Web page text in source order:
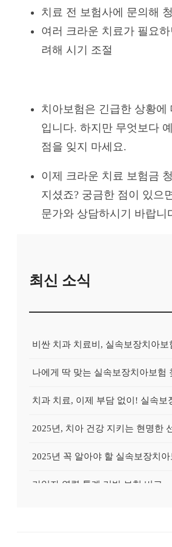
치료 전 보험사에 문의해
여러 크라운 치료가 필요
려해 시기 조절
치아보험은 긴급한 상황에
입니다. 하지만 무엇보다
점을 잊지 마세요.
이제 크라운 치료 보험금
지셨죠? 궁금한 점이 있으
문가와 상담하시기 바랍니
최신 소식
가입자 연령 통계 기반 보험 비교